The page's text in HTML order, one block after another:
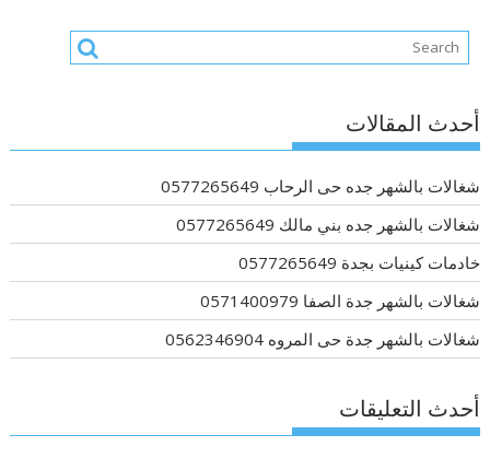
أحدث المقالات
شغالات بالشهر جده حى الرحاب 0577265649
شغالات بالشهر جده بني مالك 0577265649
خادمات كينيات بجدة 0577265649
شغالات بالشهر جدة الصفا 0571400979
شغالات بالشهر جدة حى المروه 0562346904
أحدث التعليقات